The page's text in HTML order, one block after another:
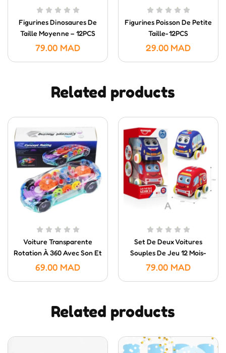
Figurines Dinosaures De
Taille Moyenne – 12PCS
79.00 MAD
Figurines Poisson De Petite
Taille-12PCS
29.00 MAD
Related products
Voiture Transparente
Rotation À 360 Avec Son Et
Lumière
69.00 MAD
Set De Deux Voitures
Souples De Jeu 12 Mois-
Huanger
79.00 MAD
Related products